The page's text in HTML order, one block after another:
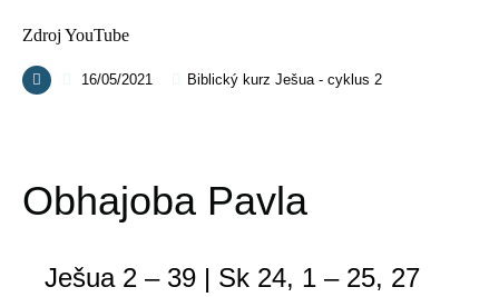
Zdroj YouTube
16/05/2021 Biblický kurz Ješua - cyklus 2
Obhajoba Pavla
Ješua 2 – 39 | Sk 24, 1 – 25, 27